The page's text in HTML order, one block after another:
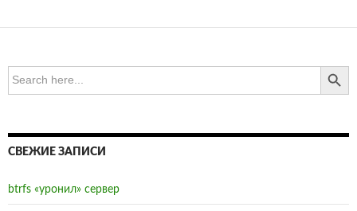
Search
for:
SEARCH
СВЕЖИЕ ЗАПИСИ
btrfs «уронил» сервер